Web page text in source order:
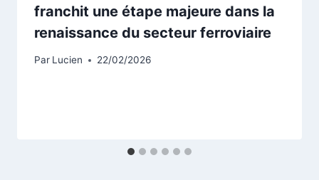
franchit une étape majeure dans la
renaissance du secteur ferroviaire
Par Lucien 22/02/2026